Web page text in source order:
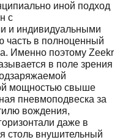
иной подход
с
и индивидуальными
часть в полноценный
Именно поэтому Zeekr
в поле зрения
мощностью свыше
пневмоподвеска за
вождения,
даже в
столь внушительный